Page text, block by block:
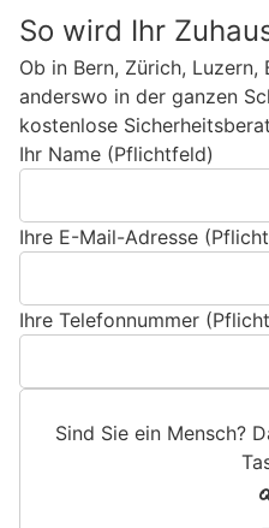
So wird Ihr
Ob in Bern, Zürich, Luzern,
anderswo in der ganzen
kostenlose
Ihr Name (Pflichtfeld)
Ihre E-Mail-Adresse
Ihre Telefonnummer
Sind Sie ein Mensch?